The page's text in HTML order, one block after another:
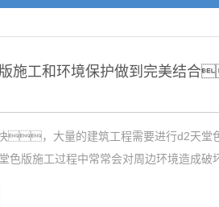
施工和环境保护做到完美结
快，大量的建筑工程需要进行d2天
版施工过程中常常会对周边环境造成